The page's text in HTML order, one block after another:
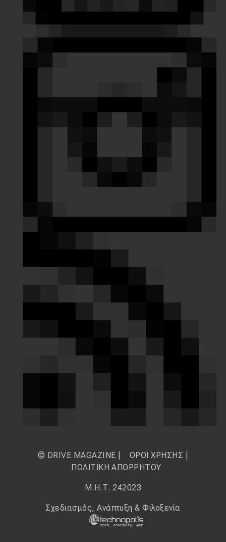
© DRIVE MAGAZINE | ΟΡΟΙ ΧΡΗΣΗΣ
ΠΟΛΙΤΙΚΗ ΑΠΟΡΡΗΤΟΥ
Μ.Η.Τ. 242023
Σχεδιασμός, Ανάπτυξη & Φιλοξενία